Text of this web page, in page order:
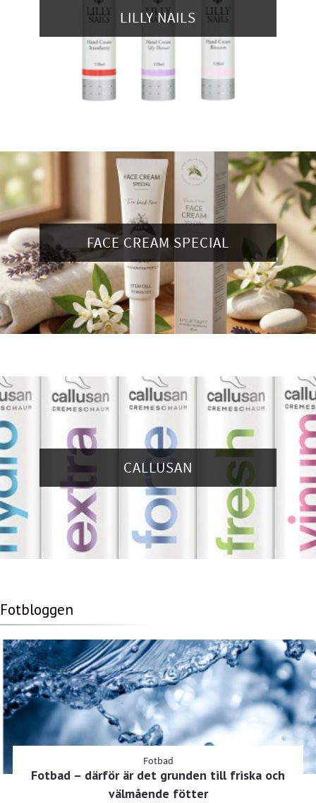
LILLY NAILS
FACE CREAM SPECIAL
CALLUSAN
Fotbloggen
Fotbad
Fotbad – därför är det grunden till friska och
välmående fötter